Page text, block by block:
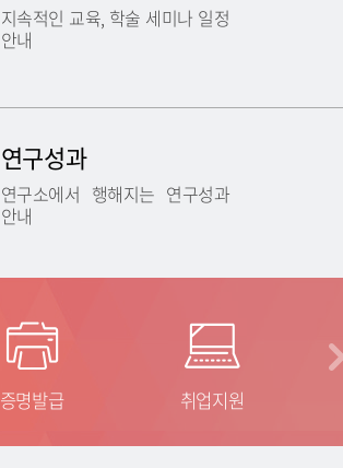
지속적인 교육, 학술 세미나 일정
안내
연구성과
연구소에서 행해지는 연구성과
안내
증명발급 취업지원